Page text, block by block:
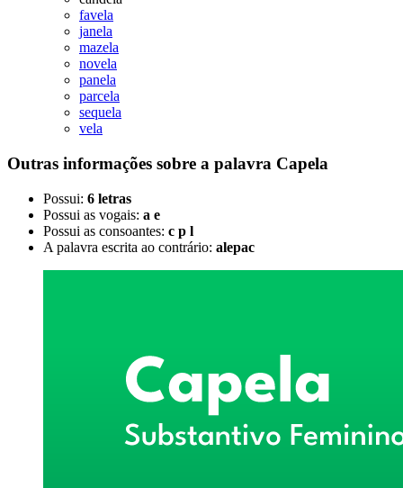
favela
janela
mazela
novela
panela
parcela
sequela
vela
Outras informações sobre a palavra Capela
Possui: 6 letras
Possui as vogais: a e
Possui as consoantes: c p l
A palavra escrita ao contrário: alepac